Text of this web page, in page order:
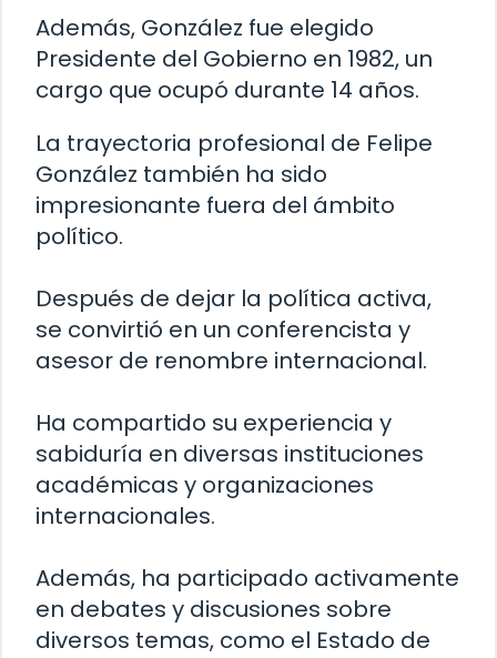
Además, González fue elegido
Presidente del Gobierno en 1982, un
cargo que ocupó durante 14 años.
La trayectoria profesional de Felipe
González también ha sido
impresionante fuera del ámbito
político.
Después de dejar la política activa,
se convirtió en un conferencista y
asesor de renombre internacional.
Ha compartido su experiencia y
sabiduría en diversas instituciones
académicas y organizaciones
internacionales.
Además, ha participado activamente
en debates y discusiones sobre
diversos temas, como el Estado de